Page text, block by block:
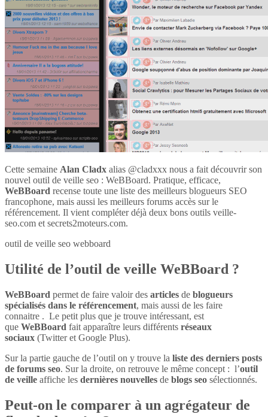
Cette semaine Alan Cladx alias @cladxxx nous a fait découvrir son
nouvel outil de veille seo : WeBBoard. Pratique, efficace,
WeBBoard recense toute une liste des meilleurs blogueurs SEO
francophone, mais aussi les meilleurs forums accès sur le
référencement. Il vient compléter déjà deux bons outils veille-
seo.com et secrets2moteurs.com.
outil de veille seo webboard
Utilité de l’outil de veille WeBBoard ?
WeBBoard permet de faire valoir des articles de blogueurs
spécialisés dans le référencement, mais aussi de les faire
connaitre . Le petit plus que je trouve intéressant, est
que WeBBoard fait apparaître leurs différents réseaux
sociaux (Twitter et Google Plus).
Sur la partie gauche de l’outil on y trouve la liste des derniers posts
de forums seo. Sur la droite, on retrouve le même concept : l’outil
de veille affiche les dernières nouvelles de blogs seo sélectionnés.
Peut-on le comparer à un agrégateur de